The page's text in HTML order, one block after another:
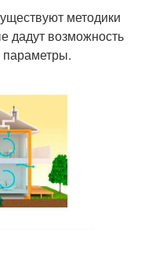
методики
дадут возможность